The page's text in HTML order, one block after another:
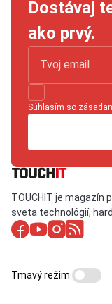
Dostávaj
ako prvý.
Súhlasím so
TOUCHIT je magazín
sveta technológií,
Tmavý režim